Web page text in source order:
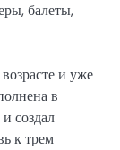
балеты,
и уже
в
создал
к трем